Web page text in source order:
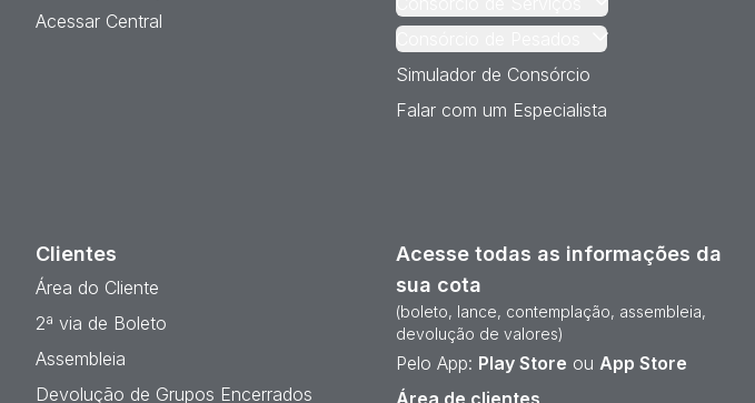
Acessar Central
Simulador de Consórcio
Falar com um Especialista
Clientes
Área do Cliente
2ª via de Boleto
Assembleia
Devolução de Grupos Encerrados
Acesse todas as informações da
sua cota
(boleto, lance, contemplação, assembleia,
devolução de valores)
Pelo App: Play Store ou App Store
Área de clientes